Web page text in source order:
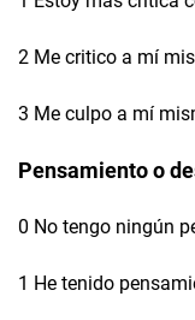
2 Me critico a mí
3 Me culpo a mí
Pensamiento o
0 No tengo ningún
1 He tenido